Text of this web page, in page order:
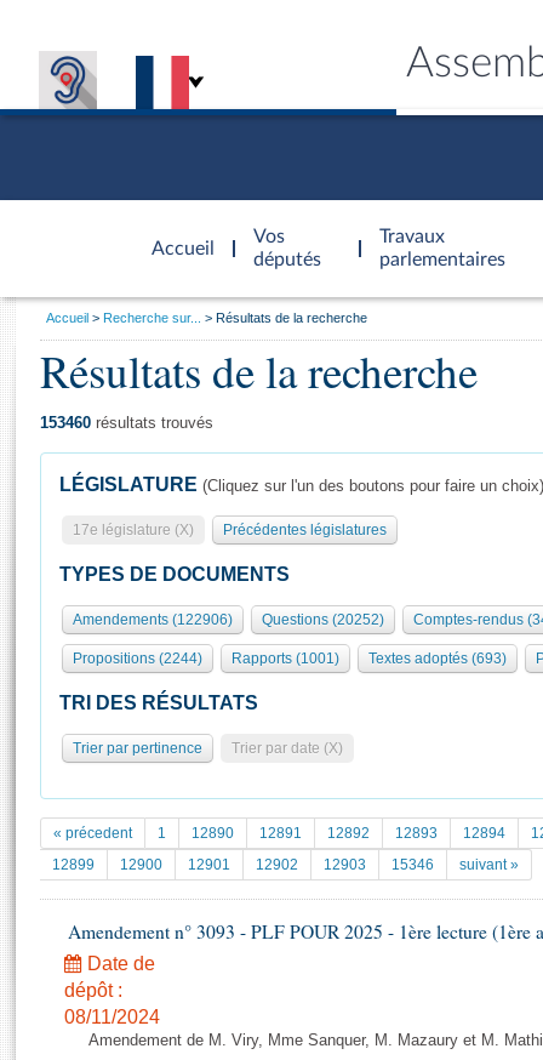
Accueil
d'accueil
Vos
députés
Travaux
parlementaires
Présidence
577 députés
Groupes politiques
Séance publique
Commissions et autres organes
Europe et International
Pétitions
Documents parlementaires
Projets de loi
Propositions de loi
Amendements
Textes adoptés
Général
Rôle et pouvoirs de l'Assemblée
Organisation de l'Assemblée
Présidence Conférence des Présidents Bureau Collège des
Statistiques et chiffres clés
Documents de référence
( Constitution | Règlement de l'Assemblée ... )
Histoire
Juniors
Anciennes législatures
Liens vers les sites publics
Visiter l'Assemblée
Visite virtuelle du palais Bourbon
Assister à une séance
La Bibliothèque
Les archives
Photos libres de droit
Vous
Accueil Recherche sur... Résultats de la recherche
Résultats de la recherche
153460 résultats trouvés
LÉGISLATURE (Cliquez sur l'un des boutons pour faire un choix)
17e législature (X) Précédentes législatures
TYPES DE DOCUMENTS
Amendements (122906) Questions (20252) Comptes-rendus
Propositions (2244) Rapports (1001) Textes adoptés (693)
TRI DES RÉSULTATS
Trier par pertinence Trier par date (X)
« précedent 1 12890 12891 12892 12893 12894
12899
12900 12901 12902 12903 15346 suivant »
Amendement n° 3093 - PLF POUR 2025 - 1ère lecture (1ère
Date de
dépôt :
08/11/2024
Amendement de M. Viry, Mme Sanquer, M. Mazaury et M.